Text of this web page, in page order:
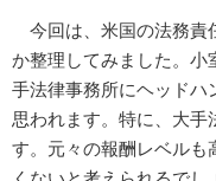
今回は、米国の法務責
か整理してみました。小
手法律事務所にヘッドハ
思われます。特に、大手
す。元々の報酬レベルも